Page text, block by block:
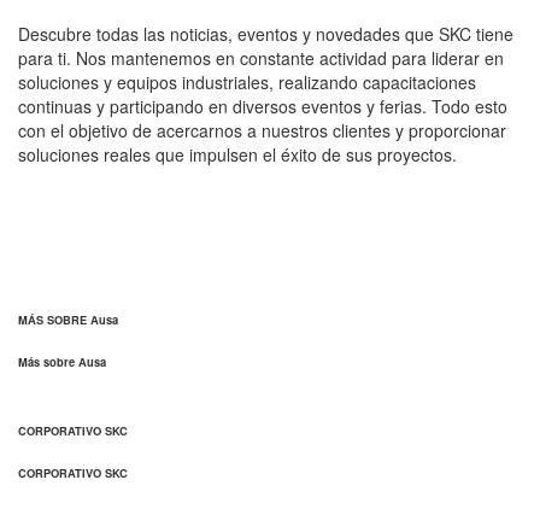
Descubre todas las noticias, eventos y novedades que SKC tiene
para ti. Nos mantenemos en constante actividad para liderar en
soluciones y equipos industriales, realizando capacitaciones
continuas y participando en diversos eventos y ferias. Todo esto
con el objetivo de acercarnos a nuestros clientes y proporcionar
soluciones reales que impulsen el éxito de sus proyectos.
MÁS SOBRE Ausa
Más sobre Ausa
CORPORATIVO SKC
CORPORATIVO SKC